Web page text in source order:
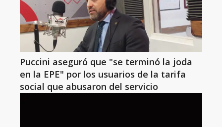
Puccini aseguró que "se terminó la joda
en la EPE" por los usuarios de la tarifa
social que abusaron del servicio